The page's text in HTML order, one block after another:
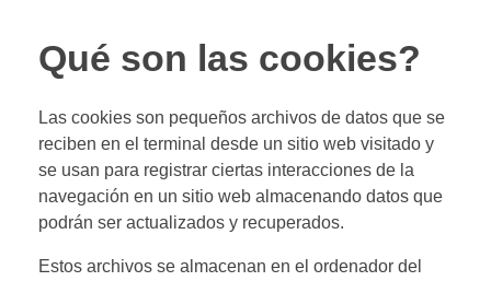
Qué son las cookies?
Las cookies son pequeños archivos de datos que se
reciben en el terminal desde un sitio web visitado y
se usan para registrar ciertas interacciones de la
navegación en un sitio web almacenando datos que
podrán ser actualizados y recuperados.
Estos archivos se almacenan en el ordenador del